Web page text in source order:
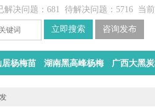
解决问题：681 待解决问题：5716 当
杨梅苗 湖南黑高峰杨梅 广西大黑